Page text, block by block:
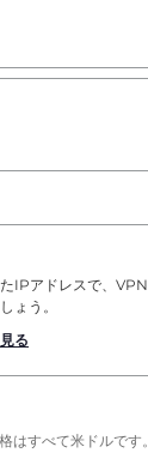
IPアドレスで、VPN
ょう。
る
はすべて米ドルです。